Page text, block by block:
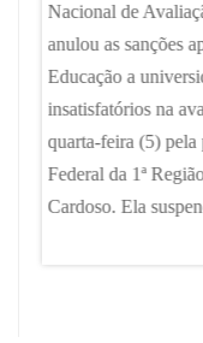
Nacional de
anulou as sanções
Educação a
insatisfatórios na
quarta-feira (5)
Federal da 1ª
Cardoso. Ela